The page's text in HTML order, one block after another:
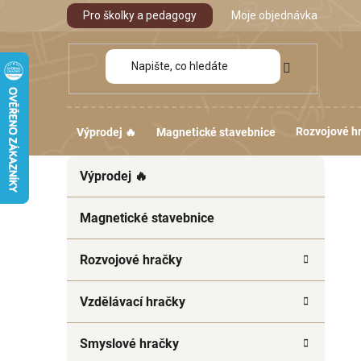
Pro školky a pedagogy Moje objednávka
Výprodej 🔥 Magnetické stavebnice Rozvojové
kategorie
t
g
i
Výprodej 🔥
Magnetické stavebnice
Rozvojové hračky
Vzdělávací hračky
Smyslové hračky